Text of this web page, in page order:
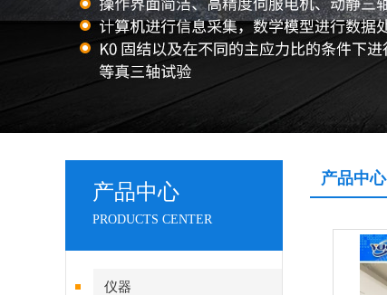
产品中心
PRODUCTS CENTER
仪器
产品中心